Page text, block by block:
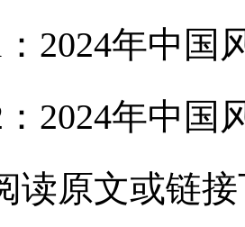
年中国
年中国
原文或链接